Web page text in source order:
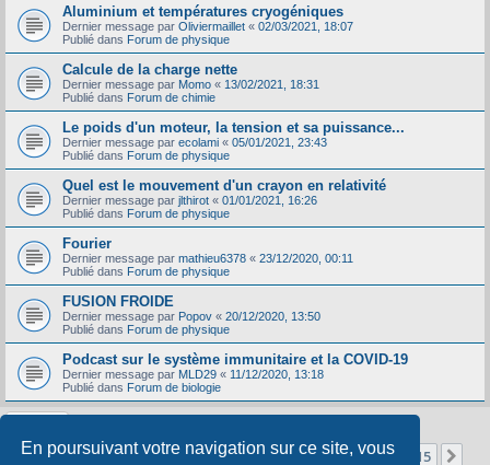
En poursuivant votre navigation sur ce site, vous
Aluminium et températures cryogéniques
Dernier message par Oliviermaillet « 02/03/2021, 18:07
Publié dans Forum de physique
Calcule de la charge nette
Dernier message par Momo « 13/02/2021, 18:31
Publié dans Forum de chimie
Le poids d'un moteur, la tension et sa puissance...
Dernier message par ecolami « 05/01/2021, 23:43
Publié dans Forum de physique
Quel est le mouvement d'un crayon en relativité
Dernier message par jlthirot « 01/01/2021, 16:26
Publié dans Forum de physique
Fourier
Dernier message par mathieu6378 « 23/12/2020, 00:11
Publié dans Forum de physique
FUSION FROIDE
Dernier message par Popov « 20/12/2020, 13:50
Publié dans Forum de physique
Podcast sur le système immunitaire et la COVID-19
Dernier message par MLD29 « 11/12/2020, 13:18
Publié dans Forum de biologie
La recherche a retourné 356 résultats Page 1sur15
1 2 3 4 5 … 15